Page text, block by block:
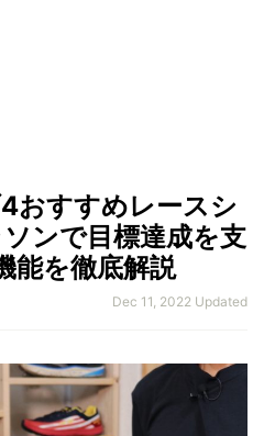
おすすめレースシ
ンで目標達成を支
能を徹底解説
Dec 11, 2022 Updated